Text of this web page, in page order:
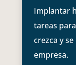
Implantar
tareas
crezca y
empresa.